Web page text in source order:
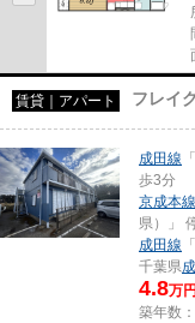
賃貸｜アパート フレイ
成田線 「
歩3分
京成本線
県）」
成田線 「
千葉県
4.8万円
築年数